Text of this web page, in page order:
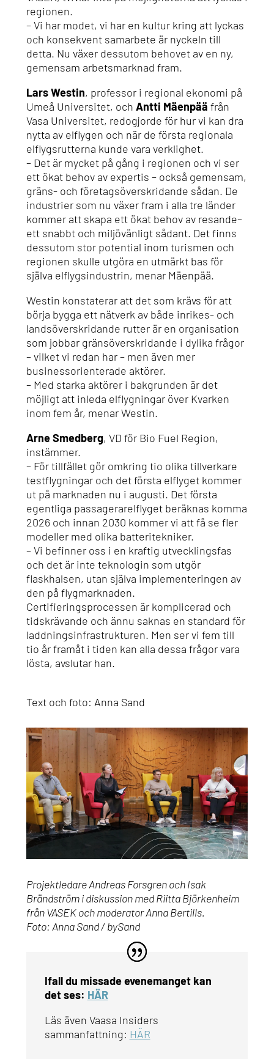
regionen.
– Vi har modet, vi har en kultur kring att lyckas
och konsekvent samarbete är nyckeln till
detta. Nu växer dessutom behovet av en ny,
gemensam arbetsmarknad fram.
Lars Westin, professor i regional ekonomi på
Umeå Universitet, och Antti Mäenpää från
Vasa Universitet, redogjorde för hur vi kan dra
nytta av elflygen och när de första regionala
elflygsrutterna kunde vara verklighet.
– Det är mycket på gång i regionen och vi ser
ett ökat behov av expertis – också gemensam,
gräns- och företagsöverskridande sådan. De
industrier som nu växer fram i alla tre länder
kommer att skapa ett ökat behov av resande–
ett snabbt och miljövänligt sådant. Det finns
dessutom stor potential inom turismen och
regionen skulle utgöra en utmärkt bas för
själva elflygsindustrin, menar Mäenpää.
Westin konstaterar att det som krävs för att
börja bygga ett nätverk av både inrikes- och
landsöverskridande rutter är en organisation
som jobbar gränsöverskridande i dylika frågor
– vilket vi redan har – men även mer
businessorienterade aktörer.
– Med starka aktörer i bakgrunden är det
möjligt att inleda elflygningar över Kvarken
inom fem år, menar Westin.
Arne Smedberg, VD för Bio Fuel Region,
instämmer.
– För tillfället gör omkring tio olika tillverkare
testflygningar och det första elflyget kommer
ut på marknaden nu i augusti. Det första
egentliga passagerarelflyget beräknas komma
2026 och innan 2030 kommer vi att få se fler
modeller med olika batteritekniker.
– Vi befinner oss i en kraftig utvecklingsfas
och det är inte teknologin som utgör
flaskhalsen, utan själva implementeringen av
den på flygmarknaden.
Certifieringsprocessen är komplicerad och
tidskrävande och ännu saknas en standard för
laddningsinfrastrukturen. Men ser vi fem till
tio år framåt i tiden kan alla dessa frågor vara
lösta, avslutar han.
Text och foto: Anna Sand
Projektledare Andreas Forsgren och Isak
Brändström i diskussion med Riitta Björkenheim
från VASEK och moderator Anna Bertills.
Foto: Anna Sand / bySand
Ifall du missade evenemanget kan
det ses: HÄR
Läs även Vaasa Insiders
sammanfattning: HÄR